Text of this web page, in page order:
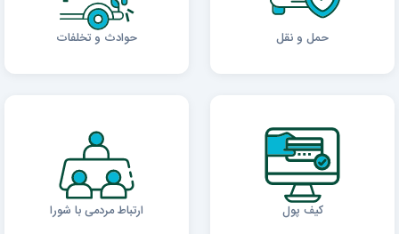
حمل و نقل حوادث و تخلفات
کیف پول ارتباط مردمی با شورا